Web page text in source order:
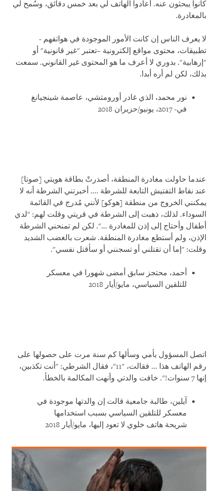
كانوا يبحثون عنه. أعادوا الهاتف لي بعد خمس دقائق، وسُمح لي
بالمغادرة.
لا يعرف الناس إن كانت الأمور الموجودة في هواتفهم -
تطبيقات، محتوى مواقع إلكترونية –تعتبر "غير قانونية" أو
"إرهابية". بدوري لا أعرف ما هو المحتوى غير القانوني. سمعت
بذلك، لكن لم أره أبدا.
نور محمد، الذي غادر أورومتشي، عاصمة شينجيانغ
في- 2017، يونيو/حزيران 2018
عندما حاولت مغادرة المنطقة، أصدرتْ بطاقة هويتي [صوتا]
عند نقاط التفتيش التابعة للشرطة .... أخبرتني الشرطة أنه لا
يمكنني الخروج من منطقة [هوكو] لأنني مُدرج في القائمة
السوداء. لذلك، ذهبت إلى الشرطة في قريتي وقلت لهم: "لدي
أطفال وأحتاج إلى إذن للمغادرة ...". لكن لم تمنحني الشرطة
الإذن، ولم أستطع مغادرة المنطقة. شعرت بالغضب الشديد
وقلت: "إما أن تقتلني أو تسجنني أو سأقتل نفسي".
أحمد، محتجز سابق أمضى شهورا في معسكر
للتلقين السياسي، مايو/أيار 2018
اتصل المسؤول بأمي وسألها كم سنة مرت على حصولها على
رقم الهاتف هذا ... فقالت، "11"، فقال الشرطي: "أنت تكذبين،
إنها 7 سنوات!". خافت والدتي وأنهت المكالمة بالخطأ.
آيلين، طالبة جامعية قالت إن والدتها موجودة في
معسكر للتلقين السياسي بسبب استخدامها
شريحة هاتف خلوي لا تعود إليها، مايو/أيار 2018